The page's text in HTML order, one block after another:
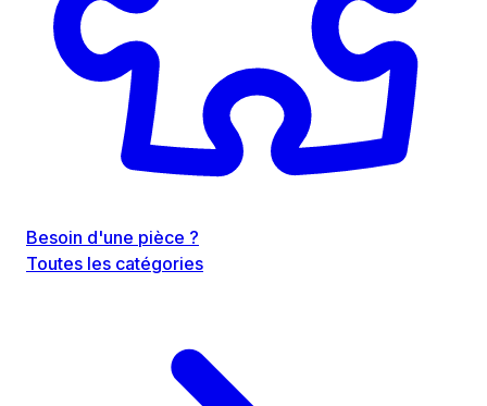
Besoin d'une pièce ?
Toutes les catégories